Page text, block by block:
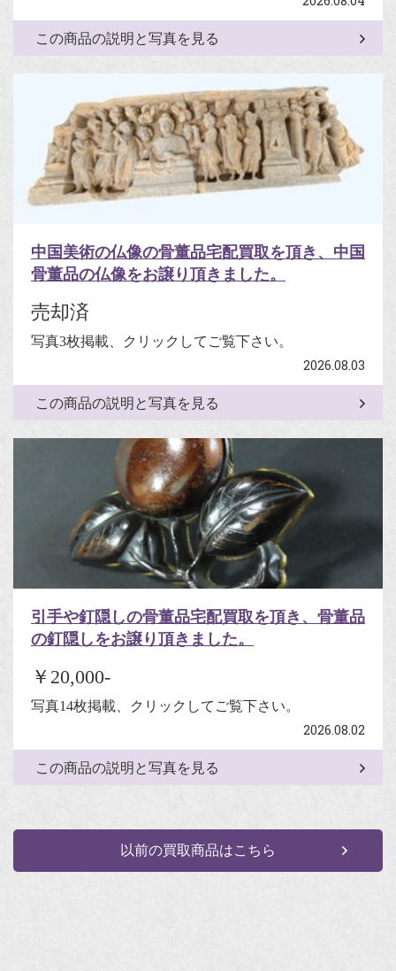
この商品の説明と写真を見る
中国美術の仏像の骨董品宅配買取を頂き、中国
骨董品の仏像をお譲り頂きました。
売却済
写真3枚掲載、クリックしてご覧下さい。
2026.08.03
この商品の説明と写真を見る
引手や釘隠しの骨董品宅配買取を頂き、骨董品
の釘隠しをお譲り頂きました。
￥20,000-
写真14枚掲載、クリックしてご覧下さい。
2026.08.02
この商品の説明と写真を見る
以前の買取商品はこちら